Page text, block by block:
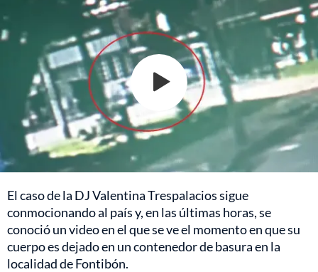
El caso de la DJ Valentina Trespalacios sigue
conmocionando al país y, en las últimas horas, se
conoció un video en el que se ve el momento en que su
cuerpo es dejado en un contenedor de basura en la
localidad de Fontibón.